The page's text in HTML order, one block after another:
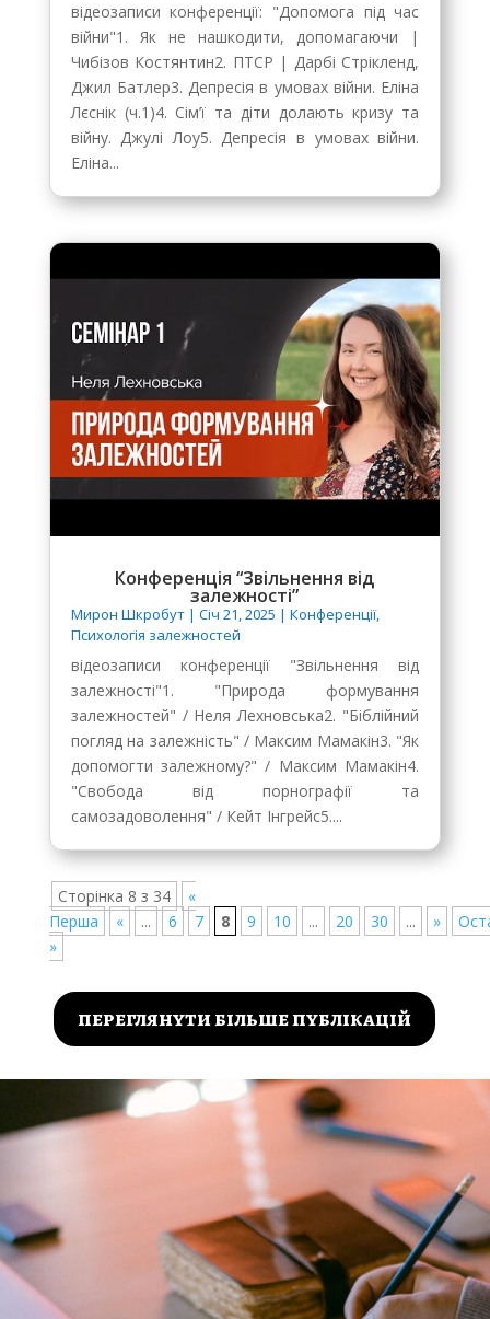
відеозаписи конференції: "Допомога під час
війни"1. Як не нашкодити, допомагаючи |
Чибізов Костянтин2. ПТСР | Дарбі Стрікленд,
Джил Батлер3. Депресія в умовах війни. Еліна
Лєснік (ч.1)4. Сім’ї та діти долають кризу та
війну. Джулі Лоу5. Депресія в умовах війни.
Еліна...
Конференція “Звільнення від
залежності”
Мирон Шкробут| Січ 21, 2025 | Конференції,
Психологія залежностей
відеозаписи конференції "Звільнення від
залежності"1. "Природа формування
залежностей" / Неля Лехновська2. "Біблійний
погляд на залежність" / Максим Мамакін3. "Як
допомогти залежному?" / Максим Мамакін4.
"Свобода від порнографії та
самозадоволення" / Кейт Інгрейс5....
Сторінка 8 з 34
«
Перша
« ... 6 7 8 9 10 ... 20 30 ... »
»
переглянути більше публікацій